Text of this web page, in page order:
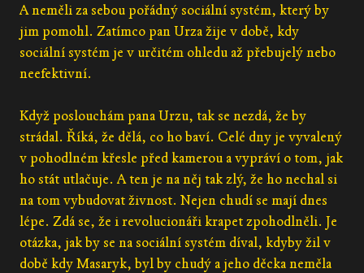
A neměli za sebou pořádný sociální systém, který by
jim pomohl. Zatímco pan Urza žije v době, kdy
sociální systém je v určitém ohledu až přebujelý nebo
neefektivní.
Když poslouchám pana Urzu, tak se nezdá, že by
strádal. Říká, že dělá, co ho baví. Celé dny je vyvalený
v pohodlném křesle před kamerou a vypráví o tom, jak
ho stát utlačuje. A ten je na něj tak zlý, že ho nechal si
na tom vybudovat živnost. Nejen chudí se mají dnes
lépe. Zdá se, že i revolucionáři krapet zpohodlněli. Je
otázka, jak by se na sociální systém díval, kdyby žil v
době kdy Masaryk, byl by chudý a jeho děcka neměla